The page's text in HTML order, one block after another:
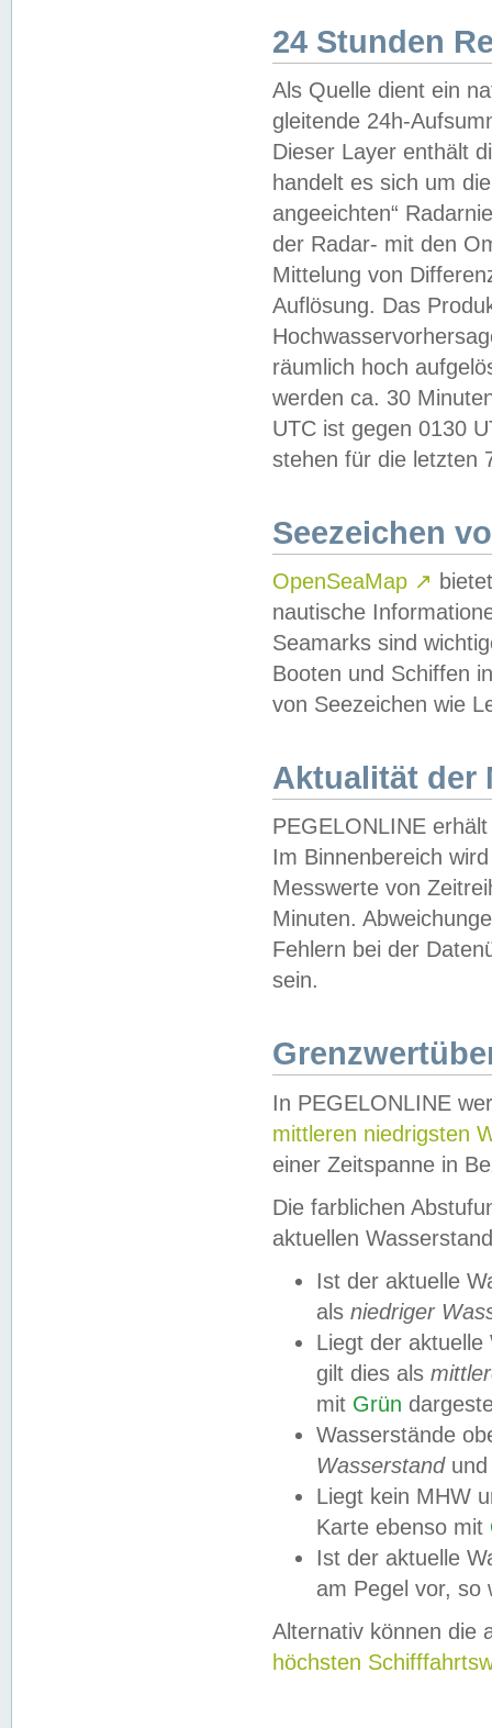
24 Stunden
Als Quelle dient ein
gleitende 24h-
Dieser Layer enthält
handelt es sich um
angeeichten“
der Radar- mit den
Mittelung von
Auflösung. Das
räumlich hoch
werden ca. 30
UTC ist gegen 0130
stehen für die letzten
Seezeichen
OpenSeaMap ↗
nautische
Seamarks sind
Booten und Schiffen
von Seezeichen wie
Aktualität der
PEGELONLINE
Im Binnenbereich
Messwerte von
Minuten.
Fehlern bei der
sein.
In PEGELONLINE
mittleren niedrigsten
einer Zeitspanne in
Die farblichen
aktuellen
Ist der aktuelle
als niedriger
Liegt der
gilt dies als
mit Grün
Wasserstände
Wasserstandund
Liegt kein MHW
Karte ebenso mit
Ist der aktuelle
am Pegel vor,
Alternativ können die
höchsten